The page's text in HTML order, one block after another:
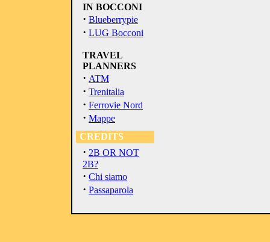
IN BOCCONI
· Blueberrypie
· LUG Bocconi
TRAVEL
PLANNERS
· ATM
· Trenitalia
· Ferrovie Nord
· Mappe
CREDITS
· 2B OR NOT
2B?
· Chi siamo
· Passaparola